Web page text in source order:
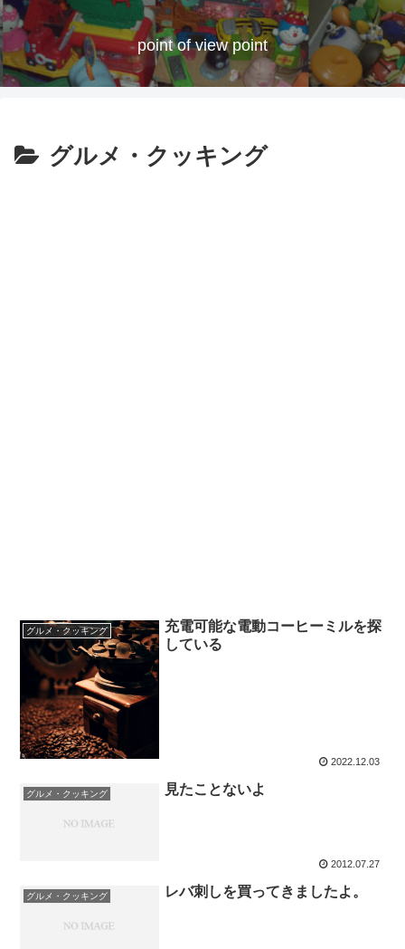
point of view point
グルメ・クッキング
グルメ・クッキング
充電可能な電動コーヒーミルを探
している
2022.12.03
グルメ・クッキング 見たことないよ
2012.07.27
グルメ・クッキング レバ刺しを買ってきましたよ。